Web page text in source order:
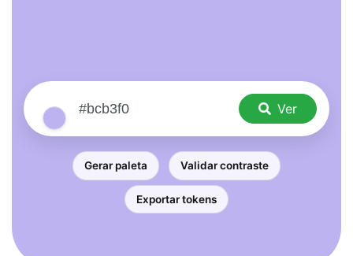
Ver
Gerar paleta Validar contraste
Exportar tokens